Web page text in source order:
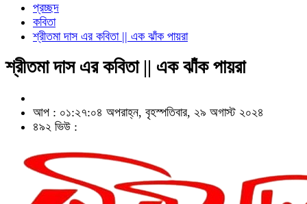
প্রচ্ছদ
কবিতা
শ্রীতমা দাস এর কবিতা || এক ঝাঁক পায়রা
শ্রীতমা দাস এর কবিতা || এক ঝাঁক পায়রা
আপ : ০১:২৭:০৪ অপরাহ্ন, বৃহস্পতিবার, ২৯ অগাস্ট ২০২৪
৪৯২ ভিউ :